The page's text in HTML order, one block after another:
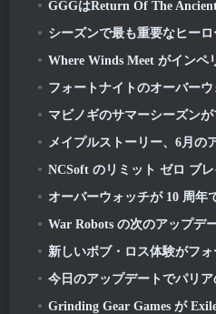
GGGはReturn Of The Ancientsの発売に先立ち、Path of
シーズンで最も重要なヒー
Where Winds Meet がインペリアルパレスの拡張を発
フォートナイトのオーバーウォッチヒーロー…
マビノギのサマーシーズンがプ
メイプルストーリー、6月のアップデー
NCSoft のリミット ゼロ ブレイカーズ「プロローグ テスト」
オーバーウォッチが 10 周年
War Robots の次のアップデートでは、ラ
新しいボブ・ロス体験がフ
今日のアップデートでパリアの冒険
Grinding Gear Games が